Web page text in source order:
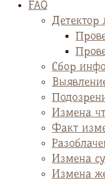
FAQ
Детектор
Сбор
Измена
Факт
Измена
Измена